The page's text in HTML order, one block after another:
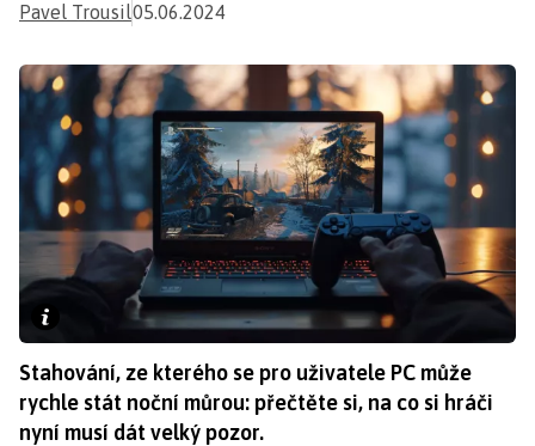
Pavel Trousil05.06.2024
Stahování, ze kterého se pro uživatele PC může
rychle stát noční můrou: přečtěte si, na co si hráči
nyní musí dát velký pozor.